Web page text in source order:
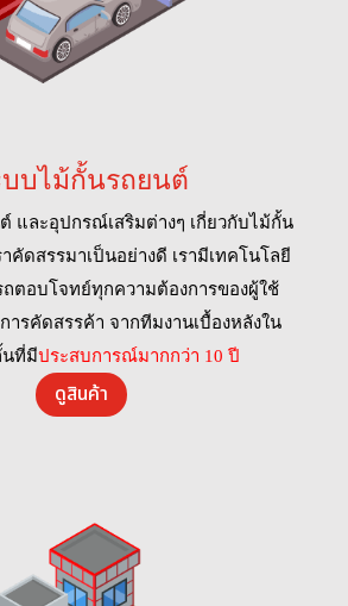
บบไม้กั้นรถยนต์
และอุปกรณ์เสริมต่างๆ เกี่ยวกับไม้กั้น
คัดสรรมาเป็นอย่างดี เรามีเทคโนโลยี
ตอบโจทย์ทุกความต้องการของผู้ใช้
ารคัดสรรค้า จากทีมงานเบื้องหลังใน
นที่มีประสบการณ์มากกว่า 10 ปี
ดูสินค้า